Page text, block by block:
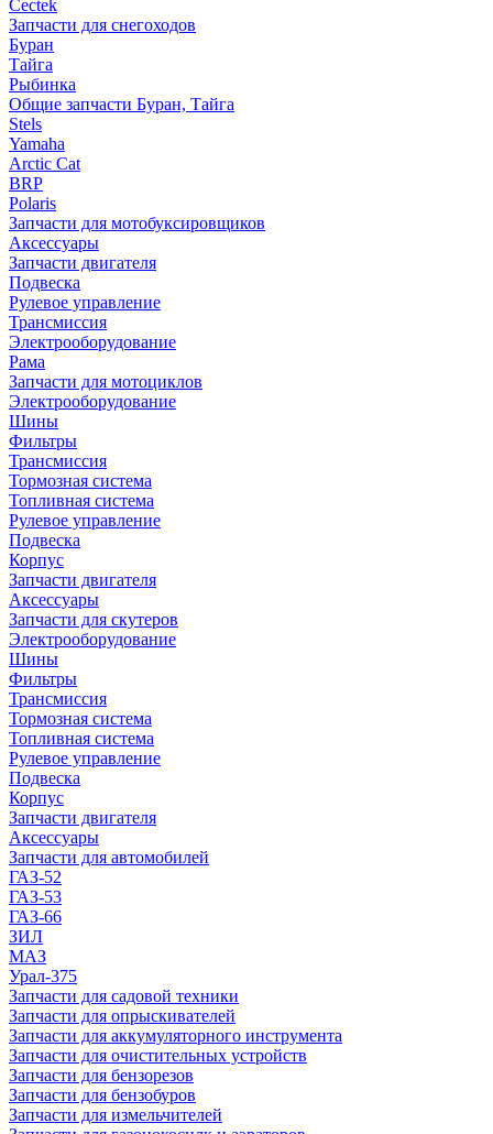
Cectek
Запчасти для снегоходов
Буран
Тайга
Рыбинка
Общие запчасти Буран, Тайга
Stels
Yamaha
Arctic Cat
BRP
Polaris
Запчасти для мотобуксировщиков
Аксессуары
Запчасти двигателя
Подвеска
Рулевое управление
Трансмиссия
Электрооборудование
Рама
Запчасти для мотоциклов
Электрооборудование
Шины
Фильтры
Трансмиссия
Тормозная система
Топливная система
Рулевое управление
Подвеска
Корпус
Запчасти двигателя
Аксессуары
Запчасти для скутеров
Электрооборудование
Шины
Фильтры
Трансмиссия
Тормозная система
Топливная система
Рулевое управление
Подвеска
Корпус
Запчасти двигателя
Аксессуары
Запчасти для автомобилей
ГАЗ-52
ГАЗ-53
ГАЗ-66
ЗИЛ
МАЗ
Урал-375
Запчасти для садовой техники
Запчасти для опрыскивателей
Запчасти для аккумуляторного инструмента
Запчасти для очистительных устройств
Запчасти для бензорезов
Запчасти для бензобуров
Запчасти для измельчителей